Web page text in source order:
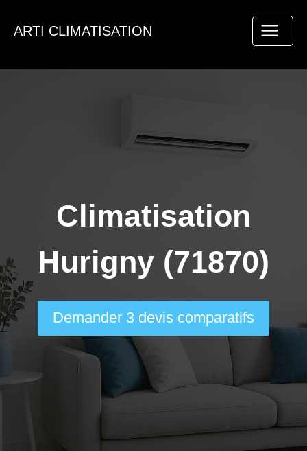
ARTI CLIMATISATION
Climatisation
Hurigny (71870)
Demander 3 devis comparatifs